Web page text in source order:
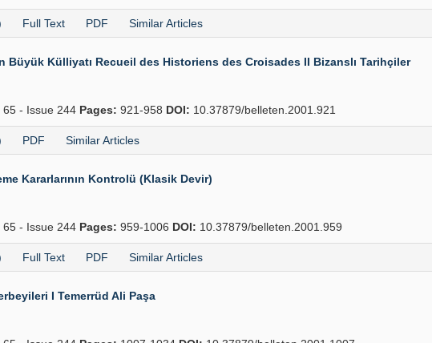
Full Text PDF Similar Articles
Büyük Külliyatı Recueil des Historiens des Croisades II Bizanslı Tarihçiler
65 - Issue 244 Pages: 921-958 DOI: 10.37879/belleten.2001.921
PDF Similar Articles
Kararlarının Kontrolü (Klasik Devir)
65 - Issue 244 Pages: 959-1006 DOI: 10.37879/belleten.2001.959
Full Text PDF Similar Articles
I Temerrüd Ali Paşa